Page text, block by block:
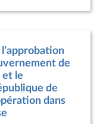
de
et le
de
dans